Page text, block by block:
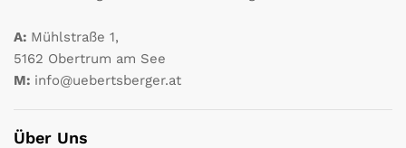
A: Mühlstraße 1,
5162 Obertrum am See
M: info@uebertsberger.at
Über Uns